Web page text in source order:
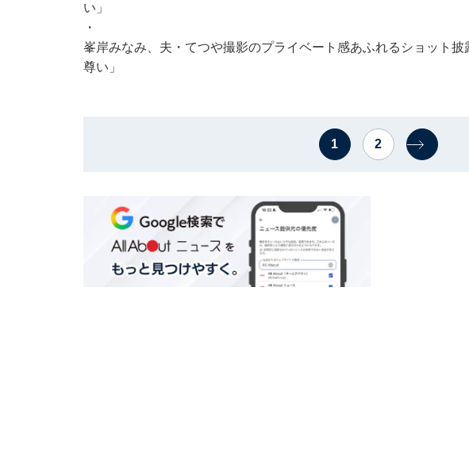
い」
・
峯岸みなみ、夫・てつや撮影のプライベート感あふれるショット
尊い」
1 2